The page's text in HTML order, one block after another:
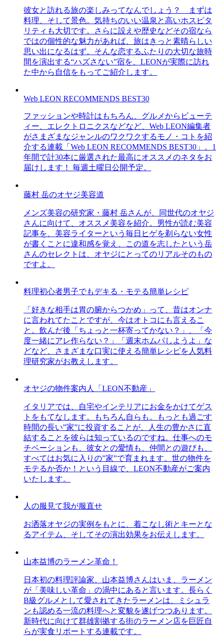
彼女と訪れる旅の楽しみってなんでしょう？ まずは
料理、そして景色。気持ちのいい温泉と高いホスピタ
リティも大切です。さらに設えや歴史などその宿なら
ではの個性的な魅力があれば、旅はきっと素晴らしい
思い出になるはず。そんな恋するふたりの大切な旅時
間を演出する“ハズさない”宿を、LEONが実際に訪れ
た中から自信をもってご紹介します。
Web LEON RECOMMENDS BEST30
ファッションや時計はもちろん、グルメからビューテ
ィー、エレクトロニクスなどなど、Web LEON編集者
がさまざまなジャンルのワクワクするモノ・コトを紹
介する連載「Web LEON RECOMMENDS BEST30」。1
年間で計30本に厳選された最高にオススメのネタをお
届けします！ 毎週土曜日公開予定。
藤村 岳のオヤジ美容道
メンズ美容の研究家・藤村 岳さんが、同世代のオヤジ
さんに向けて、オススメ美容を紹介。男性が読む美容
記事を、美容ライターという毎日ヒゲを剃らない女性
が書くことに違和感を覚え、この道を志したという岳
さんのセレクトは、オヤジにとってのリアルそのもの
ですよ。
料理初心者男子でもデキる・モテる簡単レシピ
「好きな相手は胃の腑からつかめ」って、昔はオンナ
に言われてたことですが、今はオトコにも言えるこ
と。飲んだ後「ちょっと一杯寄ってかない？」、「今
度一緒にアレ作らない？」「週末ホムパしようよ」な
どなど、さまざまな口実に使える簡単レシピを人気料
理研究家がお教えします。
オヤジの物件案内人「LEON不動産」
イタリアでは、自宅やインテリアにお金をかけてゲス
トをもてなします。もちろん自らも。もっとも過ごす
時間の長い”家”に投資することが、人生の豊かさに直
結することを彼らは知っているのですね。仕事へのモ
チベーションも、彼女との愛情も、仲間との遊びも、
すべてはお気に入りの”家”で育まれます。世の物件を
モテるか否か！という目線で、LEON不動産がご案内
いたします。
人の服見て我が服直せ
お洒落オヤジの実例をもとに、着こなし術とキーとな
るアイテム、そしてその演出効果をお伝えします。
山本益博のラーメン革命！
日本初の料理評論家、山本益博さんはいま、ラーメン
が「美味しい革命」の渦中にあると言います。長らく
B級グルメとして愛されてきたラーメンは、ミシュラ
ンも認める一流の料理へと変貌を遂げつつあります。
新時代に向けて群雄割拠する街のラーメン店を巨匠自
らが実食リポートする連載です。